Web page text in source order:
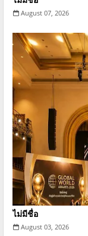
August 07, 2026
ไม่มีชื่อ
August 03, 2026